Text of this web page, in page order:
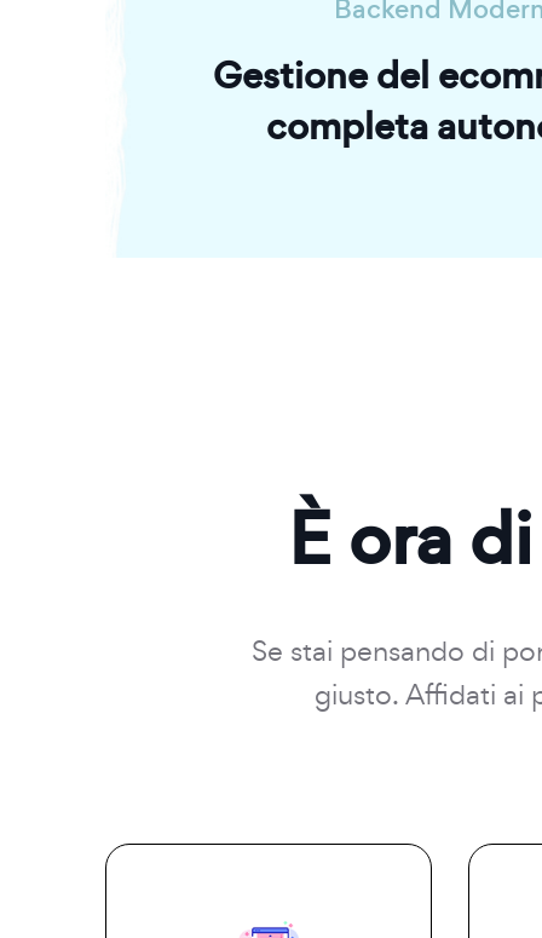
Backend
Gestione del
completa
È ora
Se stai pensando di
giusto. Affidati ai